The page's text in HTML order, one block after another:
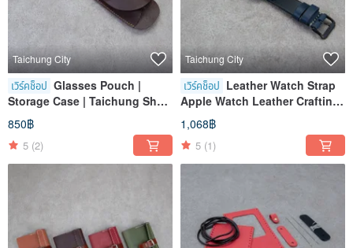
Taichung City
เวิร์คช็อป Glasses Pouch |
Storage Case | Taichung Shen
Ji Store
850฿
5 (2)
Taichung City
เวิร์คช็อป Leather Watch Strap
Apple Watch Leather Crafting
Workshop Taichung Shenji
Store
1,068฿
5 (1)